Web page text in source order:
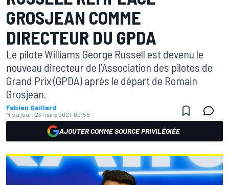
GROSJEAN COMME
DIRECTEUR DU GPDA
Le pilote Williams George Russell est devenu le
nouveau directeur de l'Association des pilotes de
Grand Prix (GPDA) après le départ de Romain
Grosjean.
Fabien Gaillard
Mis à jour: 23 mars 2021, 09:58
AJOUTER COMME SOURCE PRIVILÉGIÉE